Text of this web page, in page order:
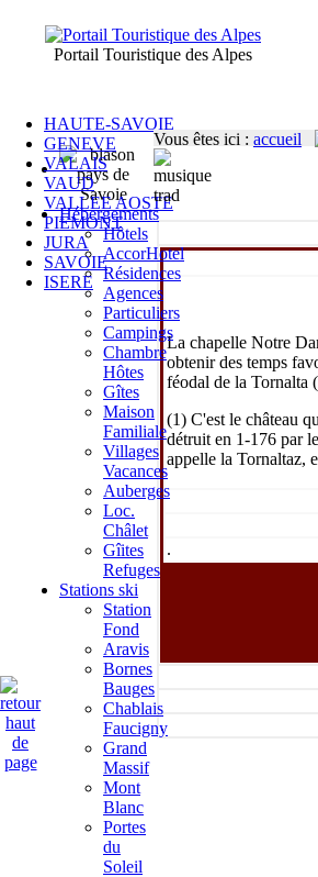
Hébergements
Hôtels
AccorHotel
Résidences
Agences
Particuliers
Campings
Chambre
Hôtes
Gîtes
Maison
Familiale
Villages
Vacances
Auberges
Loc.
Châlet
Gîites
Refuges
Stations ski
Station
Fond
Aravis
Bornes
Bauges
Chablais
Faucigny
Grand
Massif
Mont
Blanc
Portes
du
Soleil
HAUTE-SAVOIE
GENEVE
VALAIS
VAUD
VALLEE AOSTE
PIEMONT
JURA
SAVOIE
ISERE
Portail Touristique des Alpes
La chapelle Notre
obtenir des temps
féodal de la Tornalta
(1) C'est le château
détruit en 1-176 par
appelle la Tornaltaz,
.
.
Vous êtes ici : accueil